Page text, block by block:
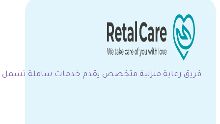
فريق رعاية منزلية متخصص يقدم خدمات شاملة تشمل